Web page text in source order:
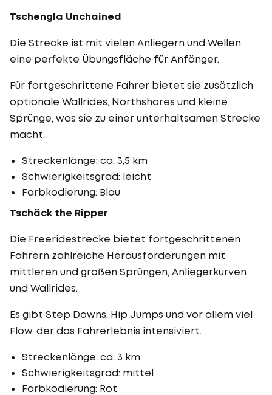
Tschengla Unchained
Die Strecke ist mit vielen Anliegern und Wellen
eine perfekte Übungsfläche für Anfänger.
Für fortgeschrittene Fahrer bietet sie zusätzlich
optionale Wallrides, Northshores und kleine
Sprünge, was sie zu einer unterhaltsamen Strecke
macht.
Streckenlänge: ca. 3,5 km
Schwierigkeitsgrad: leicht
Farbkodierung: Blau
Tschäck the Ripper
Die Freeridestrecke bietet fortgeschrittenen
Fahrern zahlreiche Herausforderungen mit
mittleren und großen Sprüngen, Anliegerkurven
und Wallrides.
Es gibt Step Downs, Hip Jumps und vor allem viel
Flow, der das Fahrerlebnis intensiviert.
Streckenlänge: ca. 3 km
Schwierigkeitsgrad: mittel
Farbkodierung: Rot